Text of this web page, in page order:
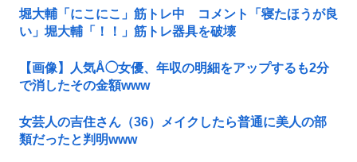
堀大輔「にこにこ」筋トレ中 コメント「寝たほうが良
い」堀大輔「！！」筋トレ器具を破壊
【画像】人気Å◯女優、年収の明細をアップするも2分
で消したその金額www
女芸人の吉住さん（36）メイクしたら普通に美人の部
類だったと判明www